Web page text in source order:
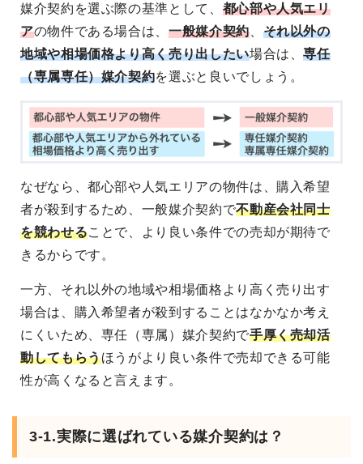
媒介契約を選ぶ際の基準として、 都心部や人気エリ
アの物件である場合は、一般媒介契約、 それ以外の
地域や相場価格より高く売り出したい場合は、専任
（専属専任）媒介契約を選ぶと良いでしょう。
なぜなら、都心部や人気エリアの物件は、購入希望
者が殺到するため、一般媒介契約で不動産会社同士
を競わせることで、より良い条件での売却が期待で
きるからです。
一方、それ以外の地域や相場価格より高く売り出す
場合は、購入希望者が殺到することはなかなか考え
にくいため、専任（専属）媒介契約で手厚く売却活
動してもらうほうがより良い条件で売却できる可能
性が高くなると言えます。
3-1.実際に選ばれている媒介契約は？